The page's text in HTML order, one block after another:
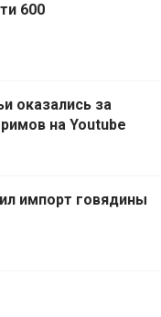
600
оказались за
на Youtube
импорт говядины